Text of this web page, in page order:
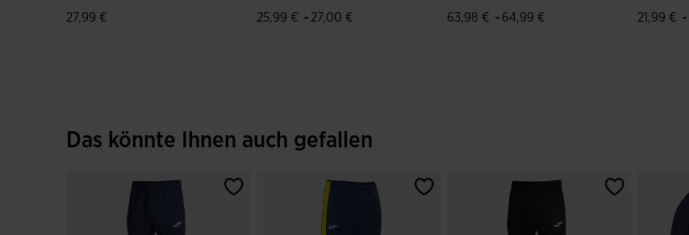
27,99 €
25,99 € - 27,00 €
63,98 € - 64,99 €
21,99 € -
Das könnte Ihnen auch gefallen